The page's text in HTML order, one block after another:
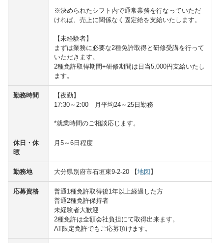
※決められたシフト内で通常業務を行なっていただ
ければ、売上に関係なく固定給を支給いたします。
【未経験者】
まずは業務に必要な2種免許取得と研修受講を行って
いただきます。
2種免許取得期間+研修期間は日当5,000円支給いたし
ます。
勤務時間
【夜勤】
17:30～2:00 月平均24～25日勤務
*就業時間のご相談応じます。
休日・休
暇
月5～6日程度
勤務地 大分県別府市石垣東9-2-20 【地図】
応募資格
普通1種免許取得後1年以上経過した方
普通2種免許保持者
未経験者大歓迎
2種免許は全額会社負担にて取得出来ます。
AT限定免許でもご応募頂けます。